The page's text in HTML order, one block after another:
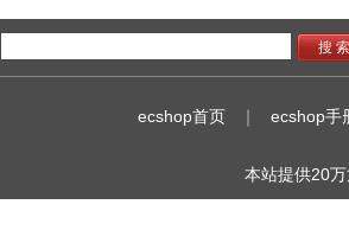
搜 索
ecshop首页 ｜ ecshop手
本站提供20万